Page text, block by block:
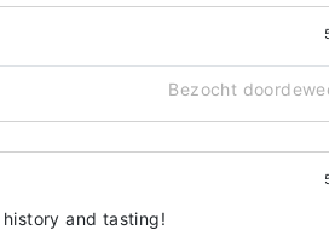
Bezocht
and tasting!